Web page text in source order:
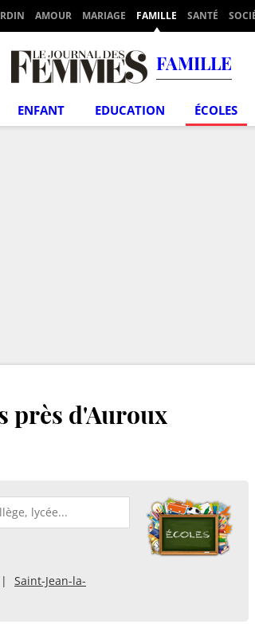
AMOUR MARIAGE FAMILLE SANTÉ
FAMILLE
ENFANT EDUCATION ÉCOLES
près d'Auroux
Saint-Jean-la-